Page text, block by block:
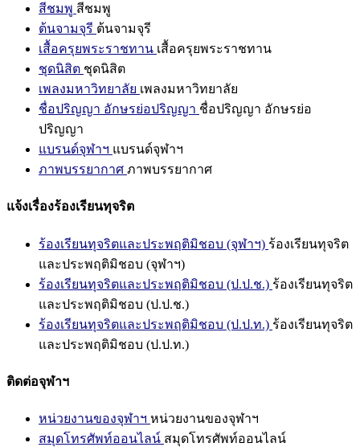
สีชมพู สีชมพู
ต้นจามจุรี ต้นจามจุรี
เสื้อครุยพระราชทาน เสื้อครุยพระราชทาน
ชุดนิสิต ชุดนิสิต
เพลงมหาวิทยาลัย เพลงมหาวิทยาลัย
ชื่อปริญญา อักษรย่อปริญญา ชื่อปริญญา อักษรย่อ
ปริญญา
แบรนด์จุฬาฯ แบรนด์จุฬาฯ
ภาพบรรยากาศ ภาพบรรยากาศ
แจ้งเรื่องร้องเรียนทุจริต
ร้องเรียนทุจริตและประพฤติมิชอบ (จุฬาฯ) ร้องเรียนทุจริต
และประพฤติมิชอบ (จุฬาฯ)
ร้องเรียนทุจริตและประพฤติมิชอบ (ป.ป.ช.) ร้องเรียนทุจริต
และประพฤติมิชอบ (ป.ป.ช.)
ร้องเรียนทุจริตและประพฤติมิชอบ (ป.ป.ท.) ร้องเรียนทุจริต
และประพฤติมิชอบ (ป.ป.ท.)
ติดต่อจุฬาฯ
หน่วยงานของจุฬาฯ หน่วยงานของจุฬาฯ
สมุดโทรศัพท์ออนไลน์ สมุดโทรศัพท์ออนไลน์